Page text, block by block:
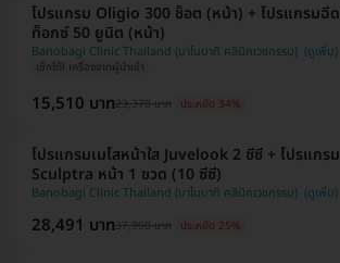
เช็กได้! เครื่องจากผู้นำเข้า
โปรแกรม Oligio 300 ช็อต (หน้า) + โปรแกรมฉี
ท็อกซ์ 50 ยูนิต (หน้า)
Banobagi Clinic Thailand (บาโนบากิ คลินิกเวชกรรม)
15,510 บาท23,370 บาท ประหยัด 34%
โปรแกรมเมโสหน้าใส Juvelook 2 ซีซี + โปรแกรม
Sculptra หน้า 1 ขวด (10 ซีซี)
Banobagi Clinic Thailand (บาโนบากิ คลินิกเวชกรรม)
28,491 บาท37,990 บาท ประหยัด 25%